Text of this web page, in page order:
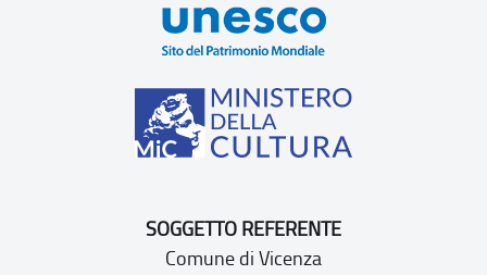
SOGGETTO REFERENTE
Comune di Vicenza